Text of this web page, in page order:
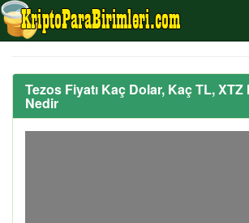
Tezos Fiyatı Kaç Dolar, Kaç TL,
Nedir